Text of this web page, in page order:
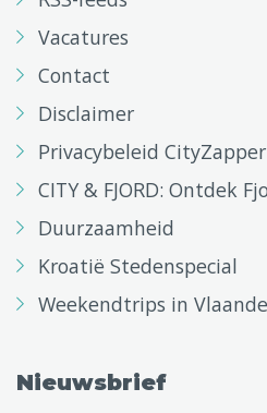
Vacatures
Contact
Disclaimer
Privacybeleid CityZapper
CITY & FJORD: Ontdek
Duurzaamheid
Kroatië Stedenspecial
Weekendtrips in
Nieuwsbrief